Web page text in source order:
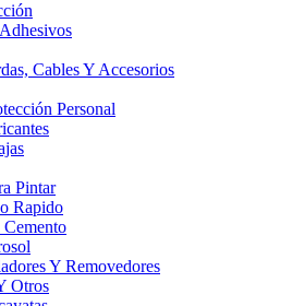
Cables Y Accesorios
Personal
Pintar
Rapido
Cemento
Y Removedores
Otros